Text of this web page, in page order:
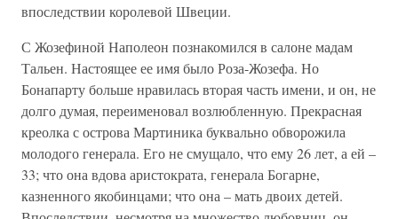
впоследствии королевой Швеции.
С Жозефиной Наполеон познакомился в салоне мадам
Тальен. Настоящее ее имя было Роза-Жозефа. Но
Бонапарту больше нравилась вторая часть имени, и он, не
долго думая, переименовал возлюбленную. Прекрасная
креолка с острова Мартиника буквально обворожила
молодого генерала. Его не смущало, что ему 26 лет, а ей –
33; что она вдова аристократа, генерала Богарне,
казненного якобинцами; что она – мать двоих детей.